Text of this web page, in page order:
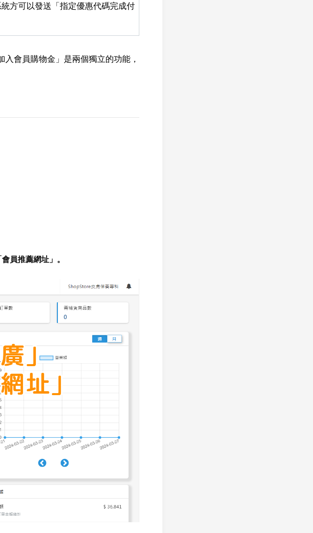
方可以發送「指定優惠代碼完成付
會員購物金」是兩個獨立的功能，
員推薦網址」。